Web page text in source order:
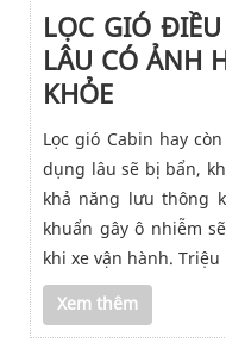
LỌC GIÓ
LÂU CÓ ẢNH
KHỎE
Lọc gió Cabin hay
dụng lâu sẽ bị bẩn,
khả năng lưu thông
khuẩn gây ô nhiễm
khi xe vận hành. Triệu
Xem thêm